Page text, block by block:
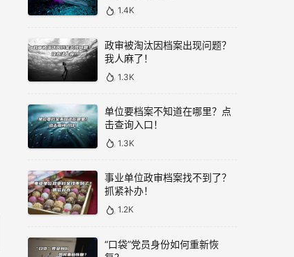
1.4K
政审被淘汰因档案出现问题？
我人麻了！
1.3K
单位要档案不知道在哪里？点
击查询入口！
1.3K
事业单位政审档案找不到了？
抓紧补办！
1.2K
“口袋”党员身份如何重新恢